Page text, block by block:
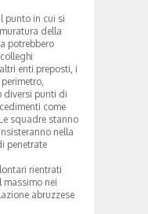
punto in cui si
della
potrebbero
enti preposti, i
diversi punti di
come
squadre stanno
nella
penetrate
rientrati
nei
abruzzese